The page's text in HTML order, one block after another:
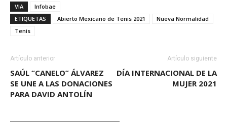
VIA
Infobae
ETIQUETAS
Abierto Mexicano de Tenis 2021
Nueva Normalidad
Tenis
Artículo anterior
SAÚL “CANELO” ÁLVAREZ
SE UNE A LAS DONACIONES
PARA DAVID ANTOLÍN
Artículo siguiente
DÍA INTERNACIONAL DE LA
MUJER 2021